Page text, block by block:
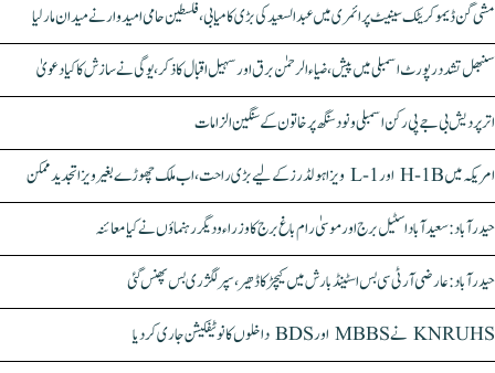
مشی گن ڈیموکریٹک سینیٹ پرائمری میں عبدالسعید کی بڑی کامیابی، فلسطین حامی امیدوار نے میدان مار لیا
سنبھل تشدد رپورٹ اسمبلی میں پیش، ضیاء الرحمٰن برق اور سہیل اقبال کا ذکر، یوگی نے سازش کا کیا دعویٰ
اتر پردیش بی جے پی رکن اسمبلی ونود سنگھ پر خاتون کے سنگین الزامات
امریکہ میں H-1B اور L-1 ویزا ہولڈرز کے لیے بڑی راحت، اب ملک چھوڑے بغیر ویزا تجدید ممکن
حیدرآباد: سعیدآباد اسٹیل برج اور موسیٰ رام باغ برج کا وزراء و دیگر رہنماؤں نے کیا معائنہ
حیدرآباد: عارضی آر ٹی سی بس اسٹینڈ بارش میں کیچڑ کا ڈھیر، سپر لگژری بس پھنس گئی
KNRUHS نے MBBS اور BDS داخلوں کا نوٹیفکیشن جاری کر دیا